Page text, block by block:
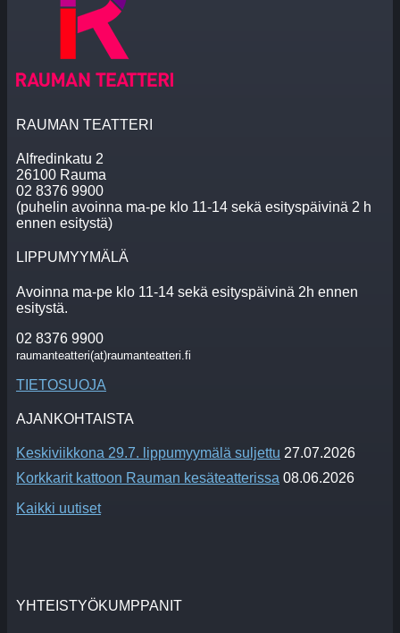
RAUMAN TEATTERI
Alfredinkatu 2
26100 Rauma
02 8376 9900
(puhelin avoinna ma-pe klo 11-14 sekä esityspäivinä 2 h
ennen esitystä)
LIPPUMYYMÄLÄ
Avoinna ma-pe klo 11-14 sekä esityspäivinä 2h ennen
esitystä.
02 8376 9900
raumanteatteri(at)raumanteatteri.fi
TIETOSUOJA
AJANKOHTAISTA
Keskiviikkona 29.7. lippumyymälä suljettu 27.07.2026
Korkkarit kattoon Rauman kesäteatterissa 08.06.2026
Kaikki uutiset
YHTEISTYÖKUMPPANIT